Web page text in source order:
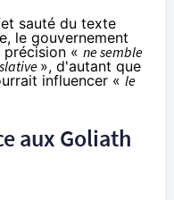
sauté du texte
le gouvernement
précision « ne semble
», d'autant que
influencer «le
aux Goliath